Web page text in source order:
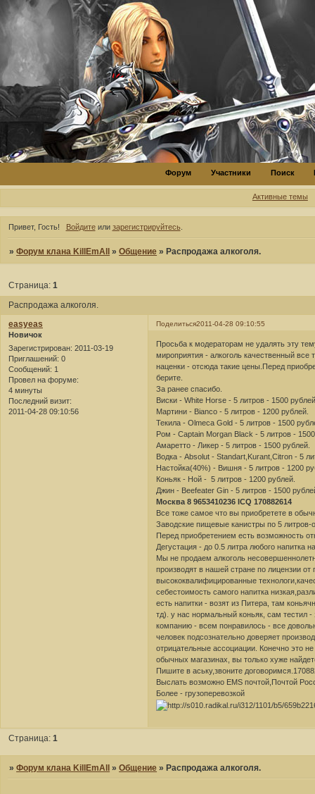
Форум Участники Поиск
Активные темы
Привет, Гость! Войдитеили зарегистрируйтесь.
»Форум клана KillEmAll »Общение »Распродажа алкоголя.
Распродажа алкоголя.
Страница:1
Поделиться2011-04-28 09:10:55
easyeas
Новичок
Зарегистрирован: 2011-03-19
Приглашений: 0
Сообщений: 1
Провел на форуме:
4 минуты
Последний визит:
2011-04-28 09:10:56
Просьба к модераторам не удалять эту
мироприятия - алкоголь качественный все
наценки - отсюда такие цены.Перед
берите.
За ранее спасибо.
Виски - White Horse - 5 литров - 1500
Мартини - Bianco - 5 литров - 1200 рублей.
Текила - Olmeca Gold - 5 литров - 1500
Ром - Captain Morgan Black - 5 литров -
Амаретто - Ликер - 5 литров - 1500 рублей.
Водка - Absolut - Standart,Kurant,Citron - 5
Настойка(40%) - Вишня - 5 литров - 1200
Коньяк - Ной - 5 литров - 1200 рублей.
Джин - Beefeater Gin - 5 литров - 1500
Москва 8 9653410236 ICQ 170882614
Все тоже самое что вы приобретете в
Заводские пищевые канистры по 5
Перед приобретением есть возможность
Дегустация - до 0.5 литра любого напитка
Мы не продаем алкоголь
производят в нашей стране по лицензии
высококвалифицированные
себестоимость самого напитка
есть напитки - возят из Питера, там
тд). у нас нормальный коньяк, сам тестил
компанию - всем понравилось - все
человек подсознательно доверяет
отрицательные ассоциации. Конечно это
обычных магазинах, вы только хуже
Пишите в аську,звоните
Выслать возможно EMS почтой,Почтой
Более - грузоперевозкой
Страница:1
»Форум клана KillEmAll »Общение »Распродажа алкоголя.